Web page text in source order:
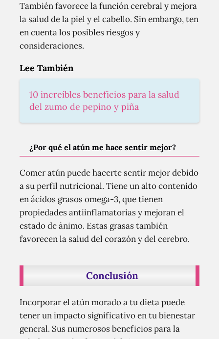
También favorece la función cerebral y mejora
la salud de la piel y el cabello. Sin embargo, ten
en cuenta los posibles riesgos y
consideraciones.
Lee También
10 increíbles beneficios para la salud
del zumo de pepino y piña
¿Por qué el atún me hace sentir mejor?
Comer atún puede hacerte sentir mejor debido
a su perfil nutricional. Tiene un alto contenido
en ácidos grasos omega-3, que tienen
propiedades antiinflamatorias y mejoran el
estado de ánimo. Estas grasas también
favorecen la salud del corazón y del cerebro.
Conclusión
Incorporar el atún morado a tu dieta puede
tener un impacto significativo en tu bienestar
general. Sus numerosos beneficios para la